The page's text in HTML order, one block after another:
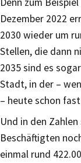
Dezember 2022
2030 wieder um
Stellen, die dann
2035 sind es
Stadt, in der –
– heute schon
Und in den
Beschäftigten
einmal rund